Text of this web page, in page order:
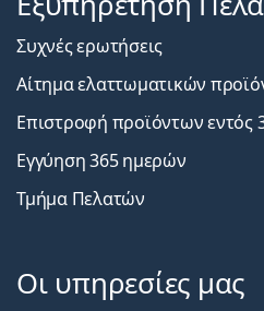
Συχνές ερωτήσεις
Αίτημα ελαττωματικών
Επιστροφή προϊόντων εντός
Εγγύηση 365 ημερών
Τμήμα Πελατών
Οι υπηρεσίες μας